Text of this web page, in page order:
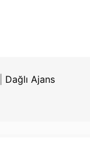
Dağlı Ajans